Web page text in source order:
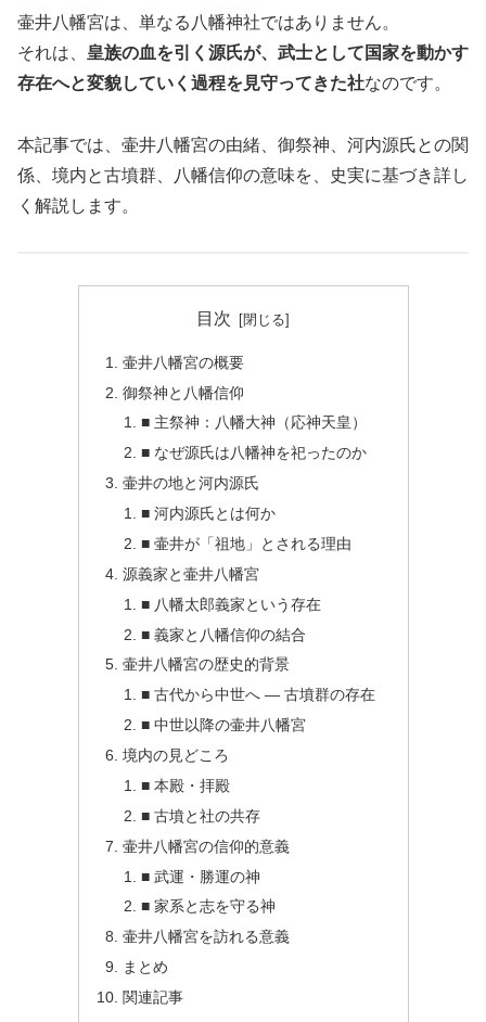
壷井八幡宮は、単なる八幡神社ではありません。
それは、 皇族の血を引く源氏が、武士として国家を動かす
存在へと変貌していく過程を見守ってきた社なのです。
本記事では、壷井八幡宮の由緒、御祭神、河内源氏との関
係、境内と古墳群、八幡信仰の意味を、史実に基づき詳し
く解説します。
目次
壷井八幡宮の概要
御祭神と八幡信仰
■ 主祭神：八幡大神（応神天皇）
■ なぜ源氏は八幡神を祀ったのか
壷井の地と河内源氏
■ 河内源氏とは何か
■ 壷井が「祖地」とされる理由
源義家と壷井八幡宮
■ 八幡太郎義家という存在
■ 義家と八幡信仰の結合
壷井八幡宮の歴史的背景
■ 古代から中世へ ― 古墳群の存在
■ 中世以降の壷井八幡宮
境内の見どころ
■ 本殿・拝殿
■ 古墳と社の共存
壷井八幡宮の信仰的意義
■ 武運・勝運の神
■ 家系と志を守る神
壷井八幡宮を訪れる意義
まとめ
関連記事